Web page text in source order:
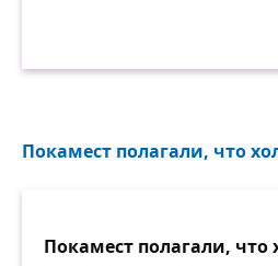
Покамест полагали, что
Покамест полагали, что